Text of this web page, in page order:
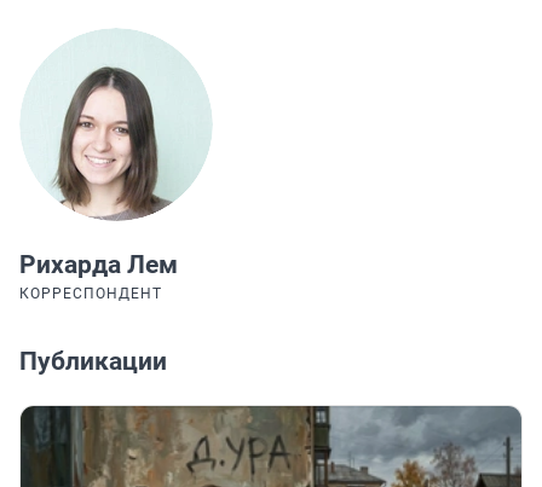
Рихарда Лем
КОРРЕСПОНДЕНТ
Публикации